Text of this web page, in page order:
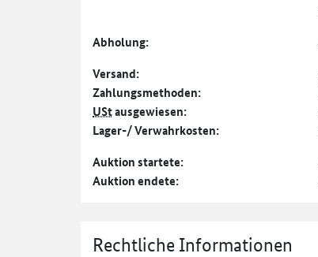
Abholung:
Versand:
Zahlungs­methoden:
UStausgewiesen:
Lager-/ Verwahrkosten:
Auktion startete:
Auktion endete:
Rechtliche Informationen